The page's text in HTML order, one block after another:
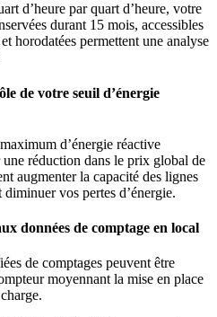
d’heure par quart d’heure, votre
durant 15 mois, accessibles
horodatées permettent une analyse
de votre seuil d’énergie
d’énergie réactive
réduction dans le prix global de
augmenter la capacité des lignes
vos pertes d’énergie.
données de comptage en local
de comptages peuvent être
moyennant la mise en place